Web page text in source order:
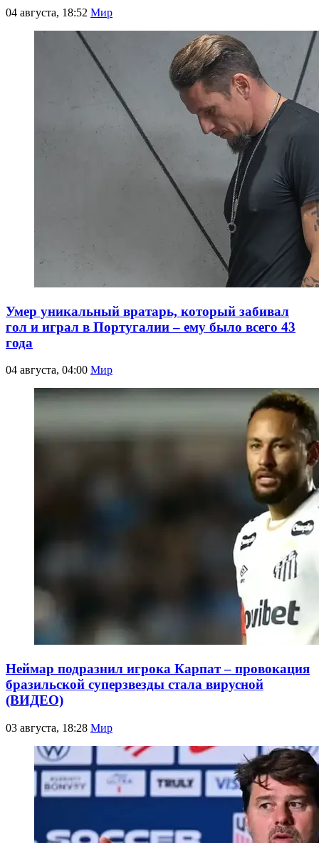
04 августа, 18:52 Мир
Умер уникальный вратарь, который забивал
гол и играл в Португалии – ему было всего 43
года
04 августа, 04:00 Мир
Неймар подразнил игрока Карпат – провокация
бразильской суперзвезды стала вирусной
(ВИДЕО)
03 августа, 18:28 Мир